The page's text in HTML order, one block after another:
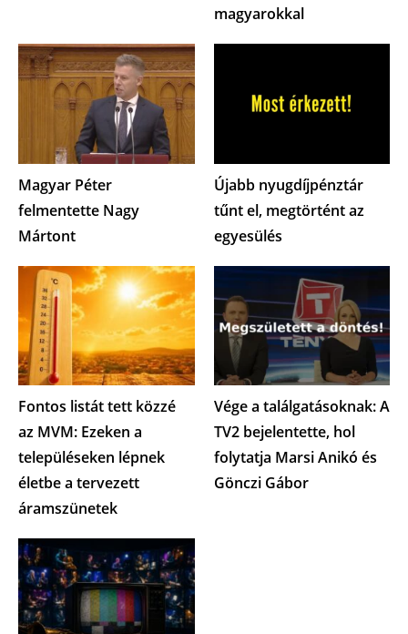
magyarokkal
Magyar Péter
felmentette Nagy
Mártont
Újabb nyugdíjpénztár
tűnt el, megtörtént az
egyesülés
Fontos listát tett közzé
az MVM: Ezeken a
településeken lépnek
életbe a tervezett
áramszünetek
Vége a találgatásoknak: A
TV2 bejelentette, hol
folytatja Marsi Anikó és
Gönczi Gábor